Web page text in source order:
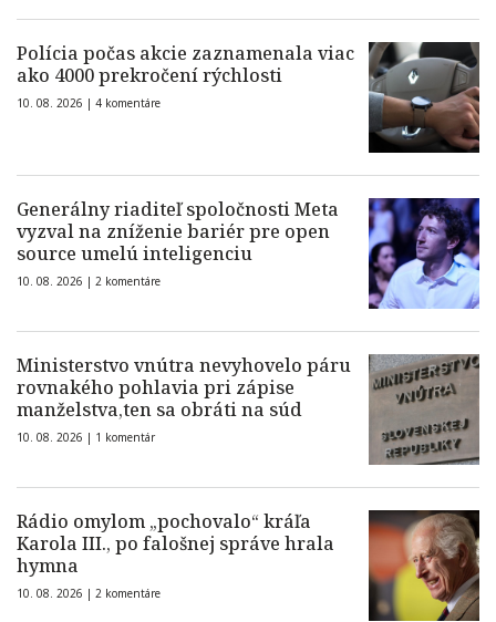
Polícia počas akcie zaznamenala viac
ako 4000 prekročení rýchlosti
10. 08. 2026 | 4 komentáre
Generálny riaditeľ spoločnosti Meta
vyzval na zníženie bariér pre open
source umelú inteligenciu
10. 08. 2026 | 2 komentáre
Ministerstvo vnútra nevyhovelo páru
rovnakého pohlavia pri zápise
manželstva,ten sa obráti na súd
10. 08. 2026 | 1 komentár
Rádio omylom „pochovalo“ kráľa
Karola III., po falošnej správe hrala
hymna
10. 08. 2026 | 2 komentáre